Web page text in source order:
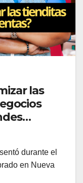
las
durante el
en Nueva